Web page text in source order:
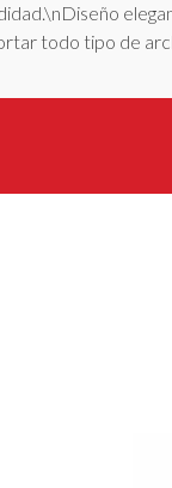
todo tipo de